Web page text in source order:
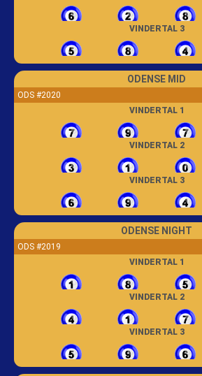
VINDERTAL 3
ODENSE MID
ODS #2020
VINDERTAL 1
VINDERTAL 2
VINDERTAL 3
ODENSE NIGHT
ODS #2019
VINDERTAL 1
VINDERTAL 2
VINDERTAL 3